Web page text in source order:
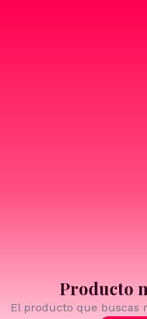
Producto
El producto que buscas